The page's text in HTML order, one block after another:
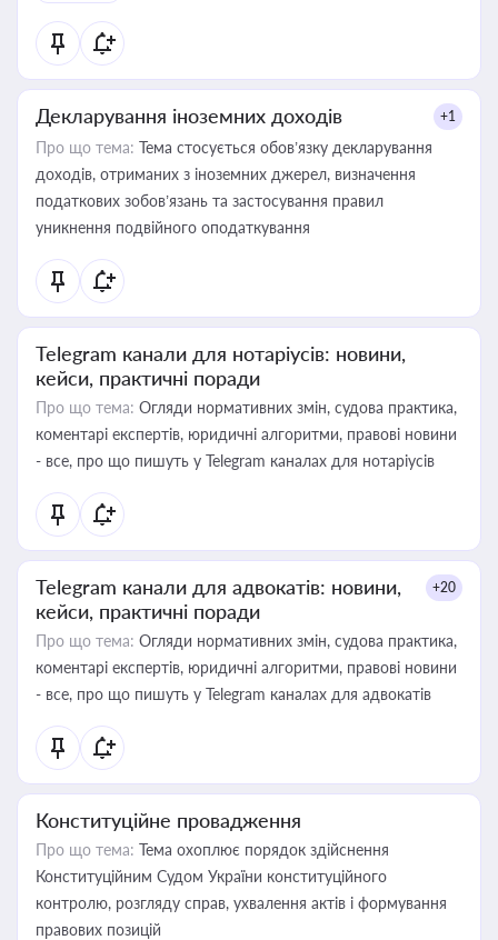
Декларування іноземних доходів +1
Про що тема: Тема стосується обов’язку декларування
доходів, отриманих з іноземних джерел, визначення
податкових зобов’язань та застосування правил
уникнення подвійного оподаткування
Telegram канали для нотаріусів: новини,
кейси, практичні поради
Про що тема: Огляди нормативних змін, судова практика,
коментарі експертів, юридичні алгоритми, правові новини
- все, про що пишуть у Telegram каналах для нотаріусів
Telegram канали для адвокатів: новини,
кейси, практичні поради
+20
Про що тема: Огляди нормативних змін, судова практика,
коментарі експертів, юридичні алгоритми, правові новини
- все, про що пишуть у Telegram каналах для адвокатів
Конституційне провадження
Про що тема: Тема охоплює порядок здійснення
Конституційним Судом України конституційного
контролю, розгляду справ, ухвалення актів і формування
правових позицій